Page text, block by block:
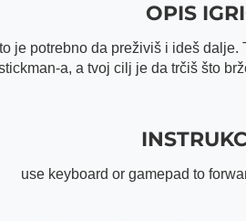
OPIS
je potrebno da preživiš i ideš
a, a tvoj cilj je da trčiš što
use keyboard or gamepad to